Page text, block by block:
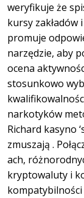
weryfikuje że
kursy zakładów
promuje
narzędzie, aby
ocena
stosunkowo
narkotyków
Richard kasyno
zmuszają .
ach,
kryptowaluty i